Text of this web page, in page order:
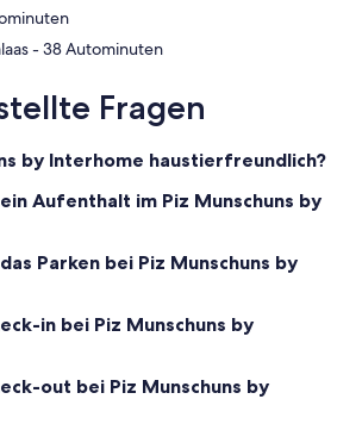
Autominuten
‪Bar Restaurant Salaas - ‬38 Autominuten
Fragen
by Interhome haustierfreundlich?
Aufenthalt im Piz Munschuns by
Parken bei Piz Munschuns by
in bei Piz Munschuns by
out bei Piz Munschuns by